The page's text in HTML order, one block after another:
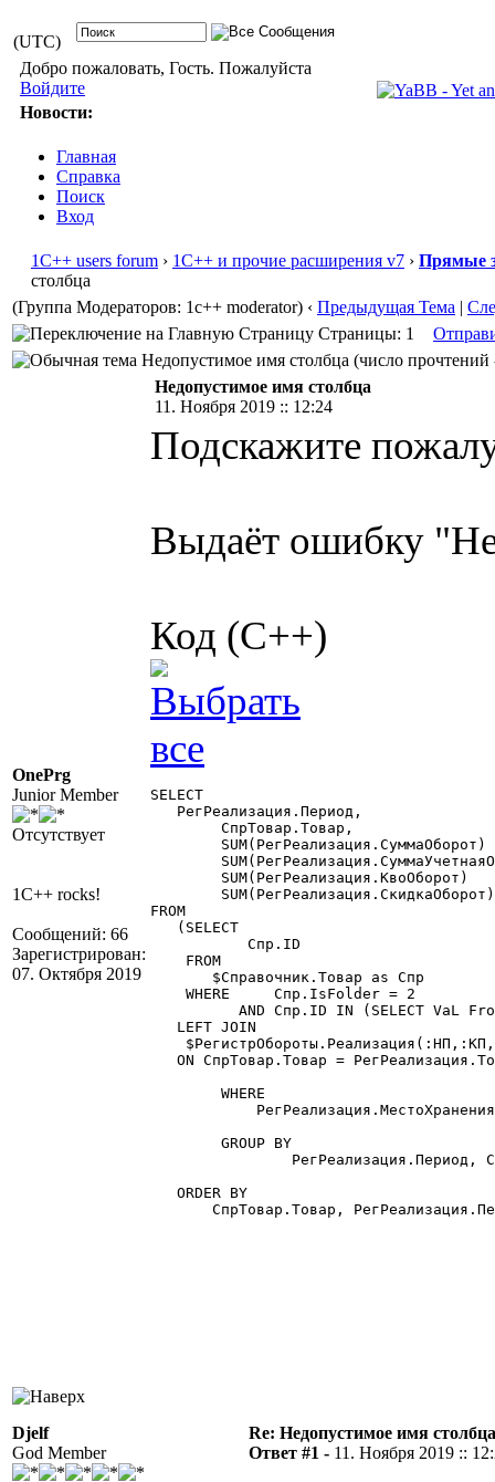
(UTC)
Добро пожаловать, Гость. Пожалуйста
Войдите
Новости:
Главная
Справка
Поиск
Вход
1С++ users forum › 1С++ и прочие расширения v7 › Прямые
столбца
(Группа Модераторов: 1c++ moderator) ‹ Предыдущая Тема |
Страницы: 1
Недопустимое имя столбца (число прочтений
OnePrg
Junior Member
Отсутствует
1C++ rocks!
Сообщений: 66
Зарегистрирован:
07. Октября 2019
Недопустимое имя столбца
11. Ноября 2019 :: 12:24
Подскажите
Выдаёт ошибку
Код (C++)
SELECT
РегРеализация.Период,
FROM
(SELECT
FROM
$Справочник.Товар as Спр
WHERE     Спр.IsFolder = 2
AND Спр.ID IN (SELECT VaL From
LEFT JOIN
ON СпрТовар.Товар =
РегРеализация.МестоХранения IN
ORDER BY
СпрТовар.Товар,
Djelf
God Member
Re: Недопустимое имя столбца
Ответ #1 - 11. Ноября 2019 ::